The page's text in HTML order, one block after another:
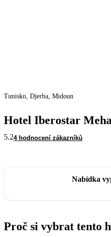
Tunisko, Djerba, Midoun
Hotel Iberostar
5.24 hodnocení zákazníků
Nabídka
Proč si vybrat tento